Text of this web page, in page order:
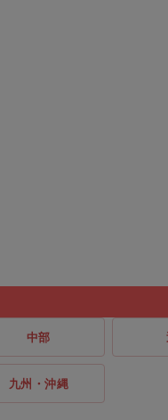
中部
九州・沖縄